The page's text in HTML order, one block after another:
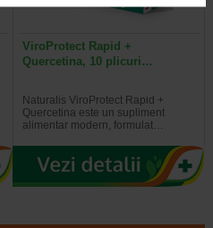
ViroProtect Rapid +
Quercetina, 10 plicuri…
Naturalis ViroProtect Rapid +
Quercetina este un supliment
alimentar modern, formulat…